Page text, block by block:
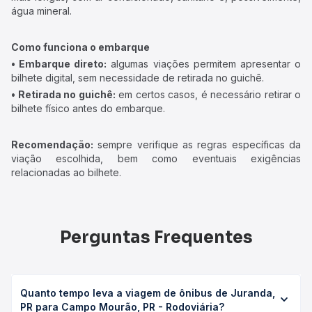
água mineral.
Como funciona o embarque
• Embarque direto: algumas viações permitem apresentar o
bilhete digital, sem necessidade de retirada no guichê.
• Retirada no guichê: em certos casos, é necessário retirar o
bilhete físico antes do embarque.
Recomendação: sempre verifique as regras específicas da
viação escolhida, bem como eventuais exigências
relacionadas ao bilhete.
Perguntas Frequentes
Quanto tempo leva a viagem de ônibus de Juranda,
PR para Campo Mourão, PR - Rodoviária?